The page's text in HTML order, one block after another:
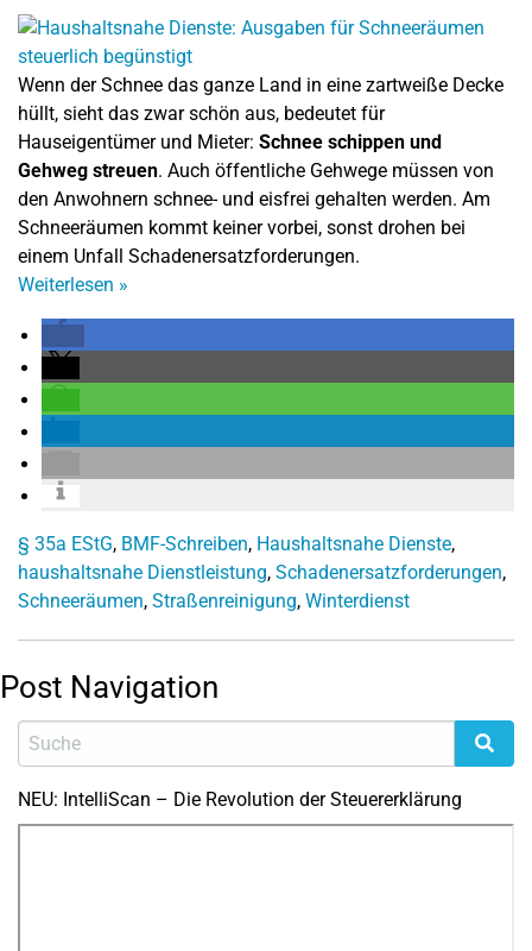
Wenn der Schnee das ganze Land in eine zartweiße Decke
hüllt, sieht das zwar schön aus, bedeutet für
Hauseigentümer und Mieter: Schnee schippen und
Gehweg streuen. Auch öffentliche Gehwege müssen von
den Anwohnern schnee- und eisfrei gehalten werden. Am
Schneeräumen kommt keiner vorbei, sonst drohen bei
einem Unfall Schadenersatzforderungen.
Weiterlesen »
§ 35a EStG, BMF-Schreiben, Haushaltsnahe Dienste,
haushaltsnahe Dienstleistung, Schadenersatzforderungen,
Schneeräumen, Straßenreinigung, Winterdienst
Post Navigation
NEU: IntelliScan – Die Revolution der Steuererklärung